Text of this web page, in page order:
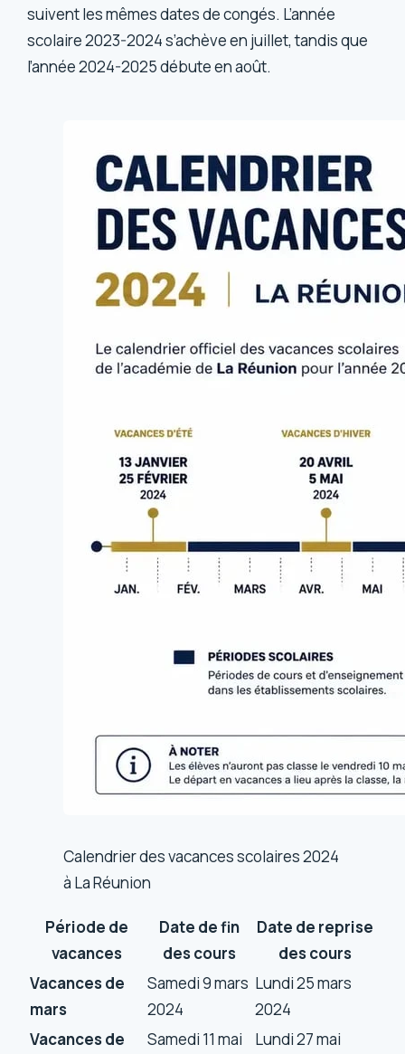
suivent les mêmes dates de congés. L’année
scolaire 2023-2024 s’achève en juillet, tandis que
l’année 2024-2025 débute en août.
Calendrier des vacances scolaires 2024
à La Réunion
Période de
vacances
Date de fin
des cours
Date de reprise
des cours
Vacances de
mars
Samedi 9 mars
2024
Lundi 25 mars
2024
Vacances de
Samedi 11 mai
Lundi 27 mai